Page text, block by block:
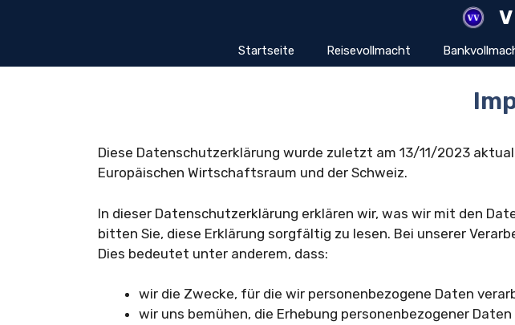
Startseite Reisevollmacht
Diese Datenschutzerklärung wurde zuletzt am 13/11/2023
Europäischen Wirtschaftsraum und der Schweiz.
In dieser Datenschutzerklärung erklären wir, was wir mit den
bitten Sie, diese Erklärung sorgfältig zu lesen. Bei unserer
Dies bedeutet unter anderem, dass:
wir die Zwecke, für die wir personenbezogene Daten
wir uns bemühen, die Erhebung personenbezogener